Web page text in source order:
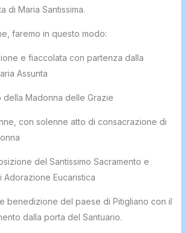
di Maria Santissima.
faremo in questo modo:
e fiaccolata con partenza dalla
Assunta
della Madonna delle Grazie
con solenne atto di consacrazione di
del Santissimo Sacramento e
Eucaristica
benedizione del paese di Pitigliano con il
dalla porta del Santuario.